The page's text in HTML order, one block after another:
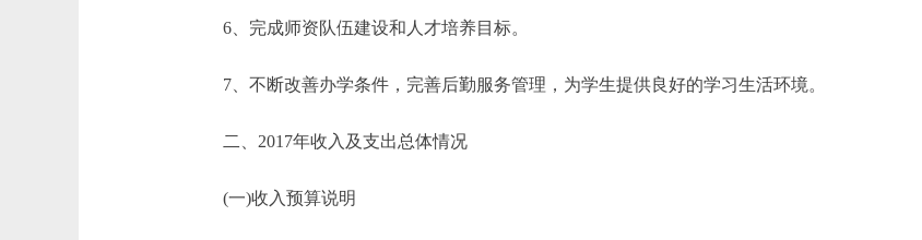
6、完成师资队伍建设和人才培养目标。
7、不断改善办学条件，完善后勤服务管理，为学生提供良好的学习生活环境。
二、2017年收入及支出总体情况
(一)收入预算说明